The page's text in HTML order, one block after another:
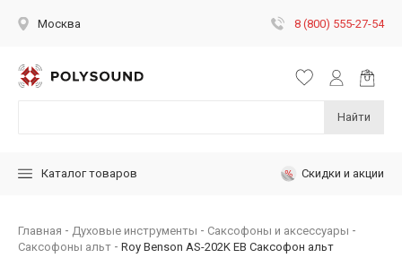
Москва 8 (800) 555-27-54
Найти
Каталог товаров Скидки и акции
Главная Духовые инструменты
Саксофоны и аксессуары
Саксофоны альт
Roy Benson AS-202K EB Саксофон альт